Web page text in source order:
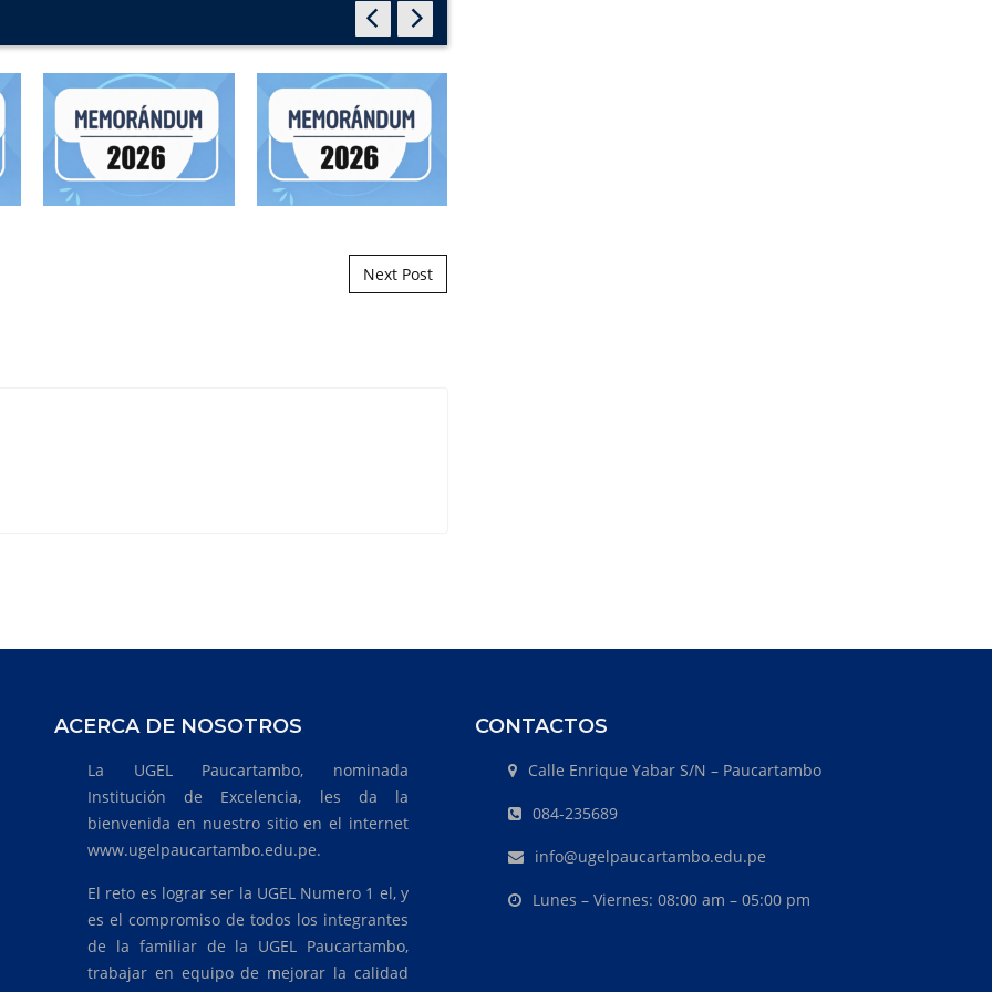
Next Post
ACERCA DE NOSOTROS
La UGEL Paucartambo, nominada
Institución de Excelencia, les da la
bienvenida en nuestro sitio en el internet
www.ugelpaucartambo.edu.pe.
El reto es lograr ser la UGEL Numero 1 el, y
es el compromiso de todos los integrantes
de la familiar de la UGEL Paucartambo,
trabajar en equipo de mejorar la calidad
CONTACTOS
Calle Enrique Yabar S/N – Paucartambo
084-235689
info@ugelpaucartambo.edu.pe
Lunes – Viernes: 08:00 am – 05:00 pm